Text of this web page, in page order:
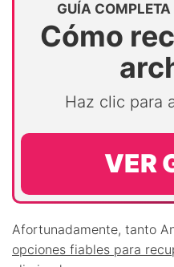
GUÍA COMPLETA
Cómo
Haz clic para
VER
Afortunadamente, tanto
opciones fiables para